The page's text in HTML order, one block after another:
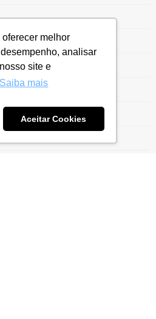
melhor
analisar
site e
Saiba mais
Aceitar Cookies